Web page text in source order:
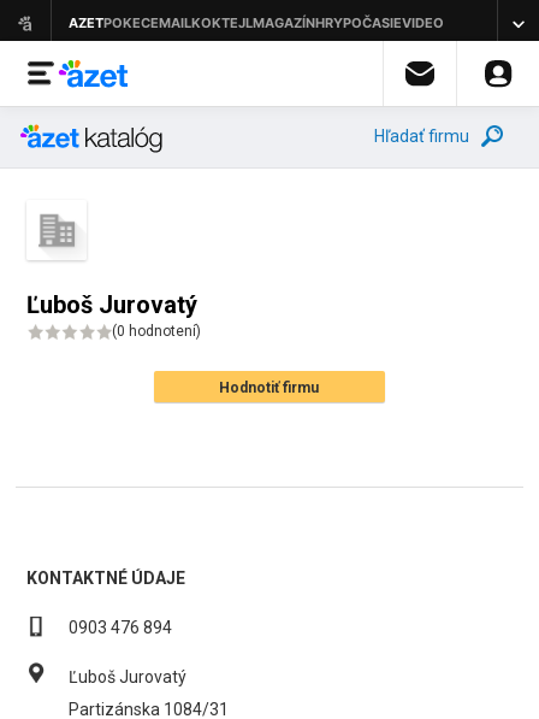
Hľadať firmu
Ľuboš Jurovatý
(0 hodnotení)
Hodnotiť firmu
KONTAKTNÉ ÚDAJE
0903 476 894
Ľuboš Jurovatý
Partizánska 1084/31